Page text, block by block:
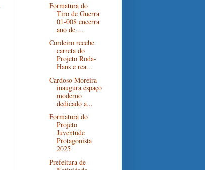
Formatura do
Tiro de Guerra
01-008 encerra
ano de ...
Cordeiro recebe
carreta do
Projeto Roda-
Hans e rea...
Cardoso Moreira
inaugura espaço
moderno
dedicado a...
Formatura do
Projeto
Juventude
Protagonista
2025
Prefeitura de